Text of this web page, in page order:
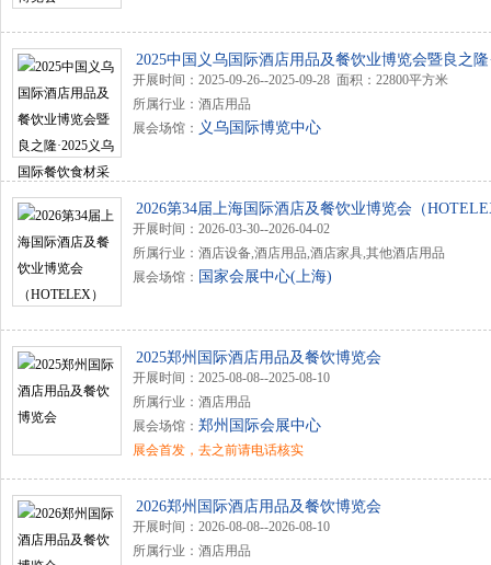
2025中国义乌国际酒店用品及餐饮业博览会暨良之隆
乌国际餐饮食材采购节
开展时间：2025-09-26--2025-09-28 面积：22800平方米
所属行业：酒店用品
展会场馆： 义乌国际博览中心
2026第34届上海国际酒店及餐饮业博览会（
开展时间：2026-03-30--2026-04-02
所属行业：酒店设备,酒店用品,酒店家具,其他酒店用品
展会场馆： 国家会展中心(上海)
2025郑州国际酒店用品及餐饮博览会
开展时间：2025-08-08--2025-08-10
所属行业：酒店用品
展会场馆： 郑州国际会展中心
展会首发，去之前请电话核实
2026郑州国际酒店用品及餐饮博览会
开展时间：2026-08-08--2026-08-10
所属行业：酒店用品